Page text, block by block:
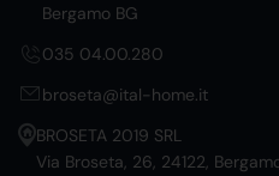
Bergamo BG
035 04.00.280
broseta@ital-home.it
BROSETA 2019 SRL
Via Broseta, 26, 24122,